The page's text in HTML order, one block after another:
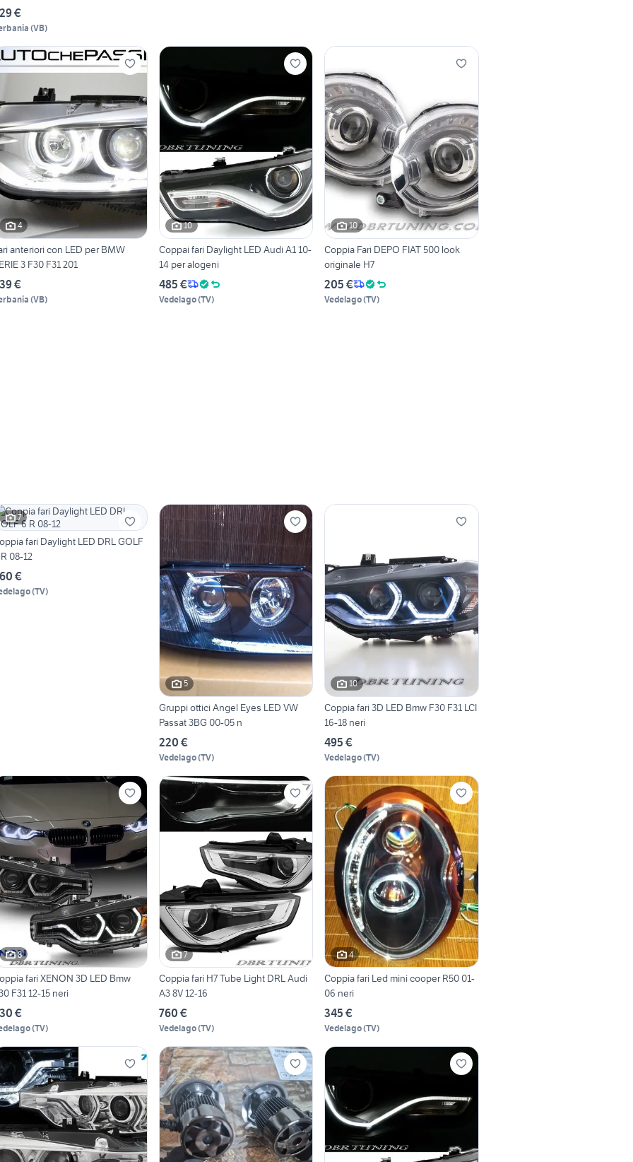
€
(VB)
4
anteriori con LED per BMW
3 F30 F31 201
€
(VB)
10
Coppai fari Daylight LED Audi A1 10-
14 per alogeni
485 €
Vedelago(TV)
10
Coppia Fari DEPO FIAT 500 look
originale H7
205 €
Vedelago(TV)
7
fari Daylight LED DRL GOLF
08-12
€
(TV)
5
Gruppi ottici Angel Eyes LED VW
Passat 3BG 00-05 n
220 €
Vedelago(TV)
10
Coppia fari 3D LED Bmw F30 F31 LCI
16-18 neri
495 €
Vedelago(TV)
8
fari XENON 3D LED Bmw
F31 12-15 neri
€
(TV)
7
Coppia fari H7 Tube Light DRL Audi
A3 8V 12-16
760 €
Vedelago(TV)
4
Coppia fari Led mini cooper R50 01-
06 neri
345 €
Vedelago(TV)